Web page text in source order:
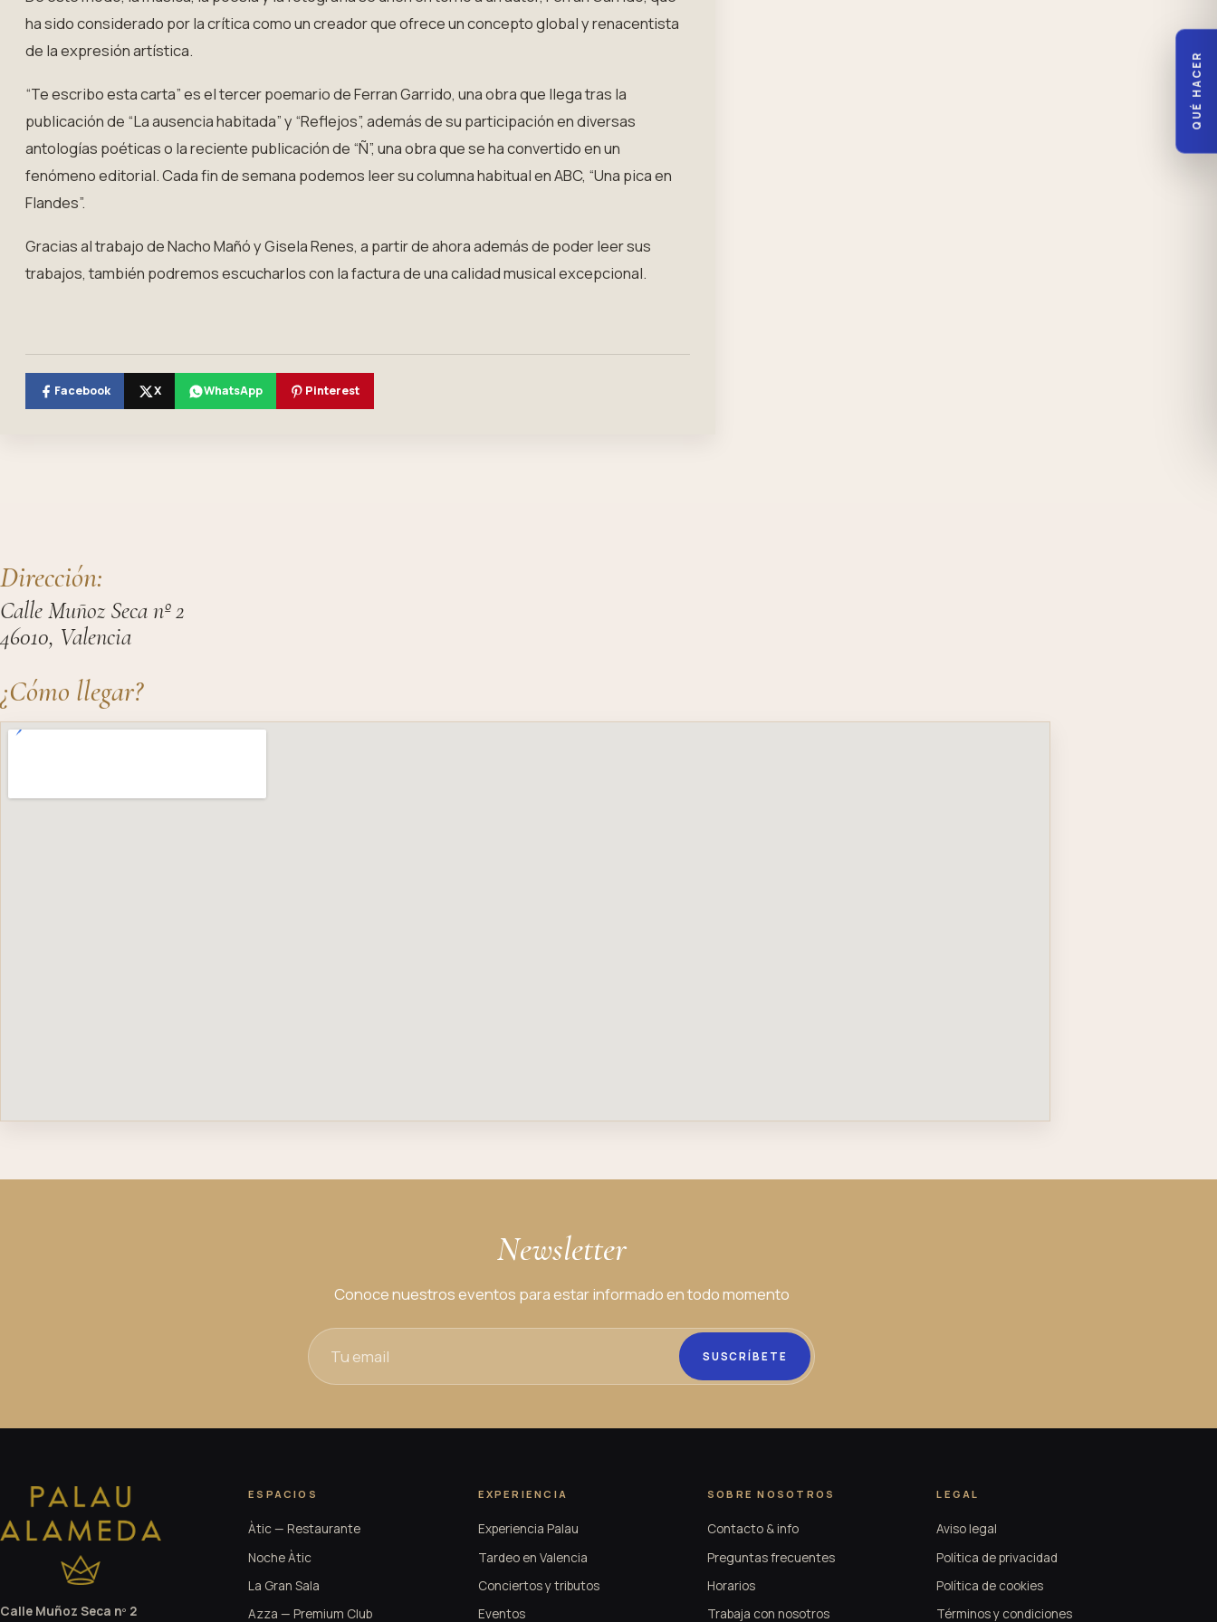
QUÉ HACER
ha sido considerado por la crítica como un creador que ofrece un concepto global y renacentista
de la expresión artística.
“Te escribo esta carta” es el tercer poemario de Ferran Garrido, una obra que llega tras la
publicación de “La ausencia habitada” y “Reflejos”, además de su participación en diversas
antologías poéticas o la reciente publicación de “Ñ”, una obra que se ha convertido en un
fenómeno editorial. Cada fin de semana podemos leer su columna habitual en ABC, “Una pica en
Flandes”.
Gracias al trabajo de Nacho Mañó y Gisela Renes, a partir de ahora además de poder leer sus
trabajos, también podremos escucharlos con la factura de una calidad musical excepcional.
Facebook X WhatsApp Pinterest
Dirección:
Calle Muñoz Seca nº 2
46010, Valencia
¿Cómo llegar?
Newsletter
Conoce nuestros eventos para estar informado en todo momento
SUSCRÍBETE
Calle Muñoz Seca nº 2
ESPACIOS
Àtic — Restaurante
Noche Àtic
La Gran Sala
Azza — Premium Club
EXPERIENCIA
Experiencia Palau
Tardeo en Valencia
Conciertos y tributos
Eventos
SOBRE NOSOTROS
Contacto & info
Preguntas frecuentes
Horarios
Trabaja con nosotros
LEGAL
Aviso legal
Política de privacidad
Política de cookies
Términos y condiciones